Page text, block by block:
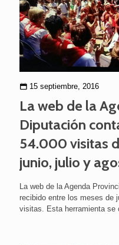
15 septiembre, 2016
La web de la
Diputación
54.000 visitas
junio, julio y
La web de la Agenda
recibido entre los meses de
visitas. Esta herramienta se